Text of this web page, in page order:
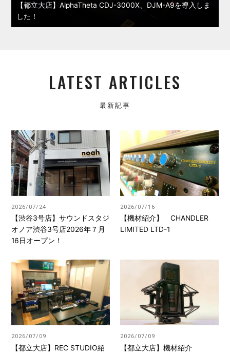
【都立大店】AlphaTheta CDJ-3000X、DJM-A9を導入しま
した！
LATEST ARTICLES
最新記事
2026/07/24
【渋谷3号店】サウンドスタジ
オノア渋谷3号店2026年７月
16日オープン！
2026/07/16
【機材紹介】 CHANDLER
LIMITED LTD-1
2026/07/09
【都立大店】REC STUDIO紹
2026/07/09
【都立大店】機材紹介